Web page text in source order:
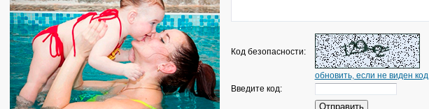
Код безопасности:
обновить, если не виден код
Введите код: